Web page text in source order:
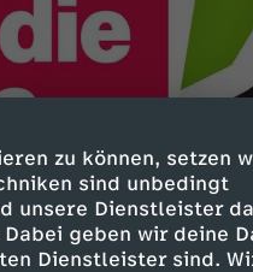
zu können, setzen
sind unbedingt
unsere Dienstleister
geben wir deine
Dienstleister sind.